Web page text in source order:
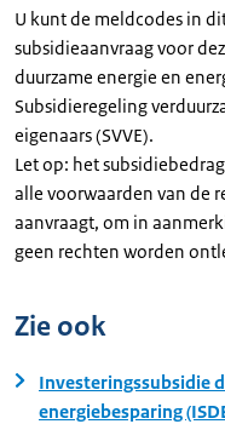
U kunt de meldcodes in
subsidieaanvraag voor
duurzame energie en
Subsidieregeling
eigenaars (SVVE).
Let op: het
alle voorwaarden van de
aanvraagt, om in
geen rechten worden
Zie ook
Investeringssubsidie
energiebesparing